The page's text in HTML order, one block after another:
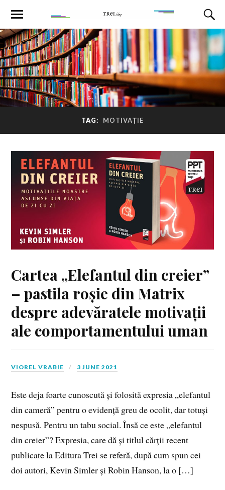
TAG: MOTIVAȚIE
Cartea „Elefantul din creier”
– pastila roșie din Matrix
despre adevăratele motivații
ale comportamentului uman
VIOREL VRABIE 3 JUNE 2021
Este deja foarte cunoscută și folosită expresia „elefantul
din cameră” pentru o evidență greu de ocolit, dar totuși
nespusă. Pentru un tabu social. Însă ce este „elefantul
din creier”? Expresia, care dă și titlul cărții recent
publicate la Editura Trei se referă, după cum spun cei
doi autori, Kevin Simler și Robin Hanson, la o […]